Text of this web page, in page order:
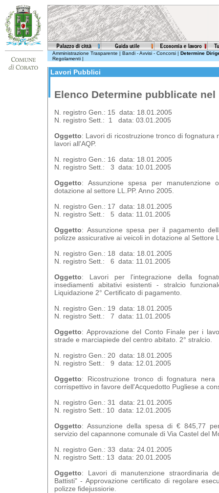
Amministrazione Trasparente | Bandi - Avvisi - Concorsi | Determine
Regolamenti |
Lavori Pubblici
Elenco Determine pubblicate nel
N. registro Gen.: 15 data: 18.01.2005
N. registro Sett.: 1 data: 03.01.2005
Oggetto: Lavori di ricostruzione tronco di fognatura
lavori all'AQP.
N. registro Gen.: 16 data: 18.01.2005
N. registro Sett.: 3 data: 10.01.2005
Oggetto: Assunzione spesa per manutenzione
dotazione al settore LL.PP. Anno 2005.
N. registro Gen.: 17 data: 18.01.2005
N. registro Sett.: 5 data: 11.01.2005
Oggetto: Assunzione spesa per il pagamento
polizze assicurative ai veicoli in dotazione al Settore
N. registro Gen.: 18 data: 18.01.2005
N. registro Sett.: 6 data: 11.01.2005
Oggetto: Lavori per l'integrazione della
insediamenti abitativi esistenti - stralcio
Liquidazione 2° Certificato di pagamento.
N. registro Gen.: 19 data: 18.01.2005
N. registro Sett.: 7 data: 11.01.2005
Oggetto: Approvazione del Conto Finale per i
strade e marciapiede del centro abitato. 2° stralcio.
N. registro Gen.: 20 data: 18.01.2005
N. registro Sett.: 9 data: 12.01.2005
Oggetto: Ricostruzione tronco di fognatura
corrispettivo in favore dell'Acquedotto Pugliese a
N. registro Gen.: 31 data: 21.01.2005
N. registro Sett.: 10 data: 12.01.2005
Oggetto: Assunzione della spesa di € 845,77
servizio del capannone comunale di Via Castel del
N. registro Gen.: 33 data: 24.01.2005
N. registro Sett.: 13 data: 20.01.2005
Oggetto: Lavori di manutenzione straordinaria
Battisti" - Approvazione certificato di regolare
polizze fidejussiorie.